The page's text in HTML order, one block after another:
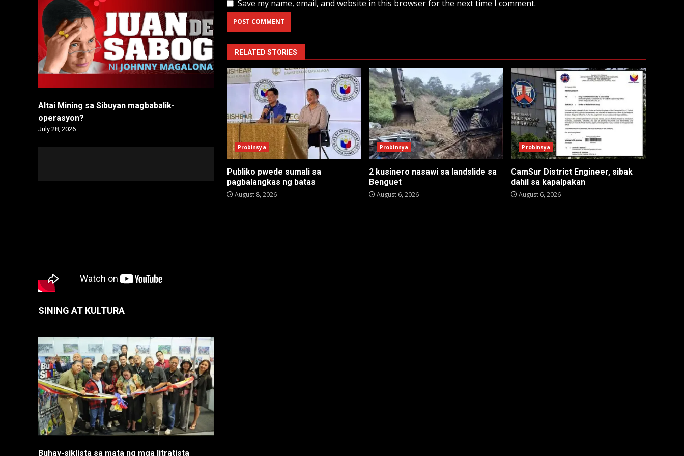
Save my name, email, and website in this browser for the next time I comment.
RELATED STORIES
Probinsya
Publiko pwede sumali sa
pagbalangkas ng batas
August 8, 2026
Probinsya
2 kusinero nasawi sa landslide sa
Benguet
August 6, 2026
Probinsya
CamSur District Engineer, sibak
dahil sa kapalpakan
August 6, 2026
Altai Mining sa Sibuyan magbabalik-
operasyon?
July 28, 2026
SINING AT KULTURA
Buhay-siklista sa mata ng mga litratista